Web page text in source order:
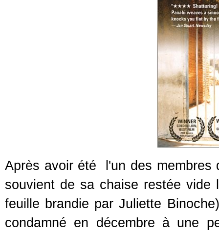
Après avoir été l'un des membres
souvient de sa chaise restée
feuille brandie par Juliette
condamné en décembre à une